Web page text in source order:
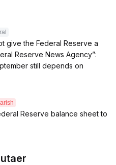
give the Federal Reserve a
Reserve News Agency”:
still depends on
Reserve balance sheet to